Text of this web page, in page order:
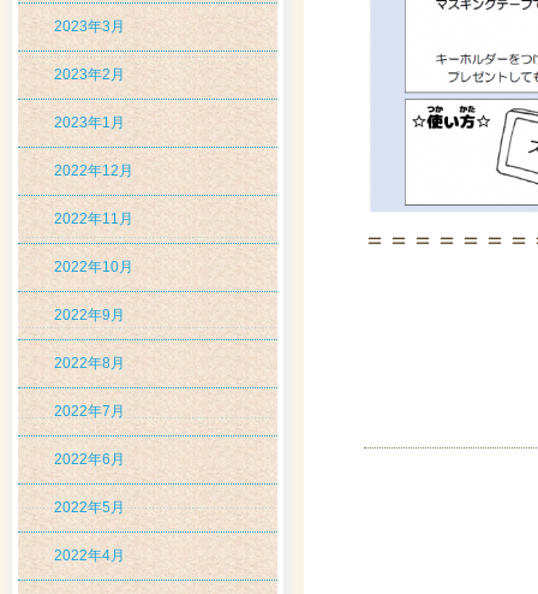
2023年3月
2023年2月
2023年1月
2022年12月
2022年11月
2022年10月
2022年9月
2022年8月
2022年7月
2022年6月
2022年5月
2022年4月
＝＝＝＝＝＝